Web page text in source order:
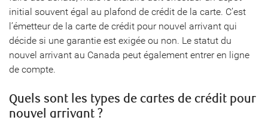
initial souvent égal au plafond de crédit de la carte. C’est
l’émetteur de la carte de crédit pour nouvel arrivant qui
décide si une garantie est exigée ou non. Le statut du
nouvel arrivant au Canada peut également entrer en ligne
de compte.
Quels sont les types de cartes de crédit pour
nouvel arrivant ?